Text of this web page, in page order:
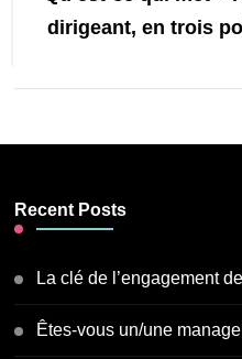
dirigeant, en trois
Recent Posts
La clé de l’engagement
Êtes-vous un/une